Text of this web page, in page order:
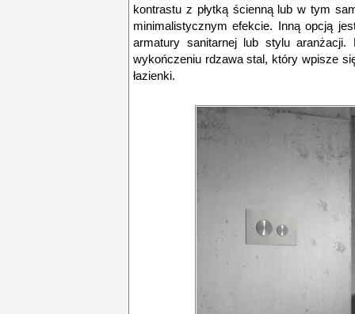
kontrastu z płytką ścienną lub w tym
minimalistycznym efekcie. Inną opcją
armatury sanitarnej lub stylu
wykończeniu rdzawa stal, który wpisze
łazienki.